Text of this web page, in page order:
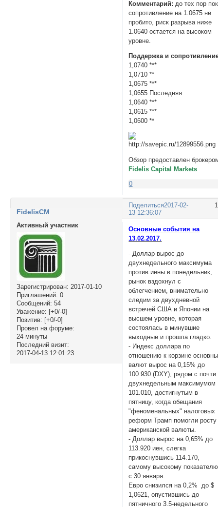
Комментарий: до тех пор
сопротивление на 1.0675 не
пробито, риск разрыва ниже
1.0640 остается на высоком
уровне.
Поддержка и
1,0740 ***
1,0710 **
1,0675 ***
1,0655 Последняя
1,0640 ***
1,0615 ***
1,0600 **
Обзор предоставлен
Fidelis Capital Markets
0
Поделиться2017-02-
13 12:36:07
FidelisCM
Активный участник
Зарегистрирован: 2017-01-10
Приглашений: 0
Сообщений: 54
Уважение: [+0/-0]
Позитив: [+0/-0]
Провел на форуме:
24 минуты
Последний визит:
2017-04-13 12:01:23
Основные события на
13.02.2017.
- Доллар вырос до
двухнедельного максимума
против иены в понедельник,
рынок вздохнул с
облегчением, внимательно
следим за двухдневной
встречей США и Японии на
высшем уровне, которая
состоялась в минувшие
выходные и прошла гладко.
- Индекс доллара по
отношению к корзине
валют вырос на 0,15% до
100.930 (DXY), рядом с почти
двухнедельным максимумом
101.010, достигнутым в
пятницу, когда обещания
"феноменальных" налоговых
реформ Трамп помогли росту
американской валюты.
- Доллар вырос на 0,65% до
113.920 иен, слегка
прикоснувшись 114.170,
самому высокому показателю
с 30 января.
Евро снизился на 0,2% до $
1,0621, опустившись до
пятничного 3.5-недельного